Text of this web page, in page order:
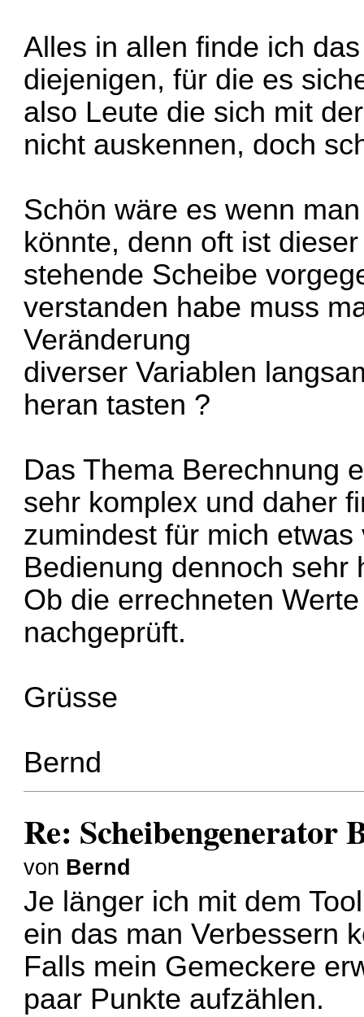
Alles in allen finde ich
diejenigen, für die es
also Leute die sich mit
nicht auskennen, doch
Schön wäre es wenn
könnte, denn oft ist
stehende Scheibe
verstanden habe muss
Veränderung
diverser Variablen
heran tasten ?
Das Thema Berechnung
sehr komplex und daher
zumindest für mich
Bedienung dennoch sehr
Ob die errechneten
nachgeprüft.
Grüsse
Bernd
Re: Scheibengenerator
von Bernd
Je länger ich mit dem
ein das man Verbessern
Falls mein Gemeckere
paar Punkte aufzählen.